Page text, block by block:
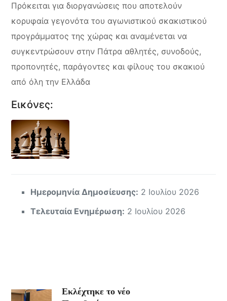
Πρόκειται για διοργανώσεις που αποτελούν
κορυφαία γεγονότα του αγωνιστικού σκακιστικού
προγράμματος της χώρας και αναμένεται να
συγκεντρώσουν στην Πάτρα αθλητές, συνοδούς,
προπονητές, παράγοντες και φίλους του σκακιού
από όλη την Ελλάδα
Εικόνες:
Ημερομηνία Δημοσίευσης: 2 Ιουλίου 2026
Τελευταία Ενημέρωση: 2 Ιουλίου 2026
Εκλέχτηκε το νέο